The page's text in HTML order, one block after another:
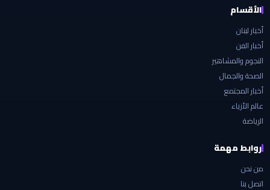
الأقسام
أخبار لبنان
أخبار الفن
النجوم والمشاهير
الصحة والجمال
أخبار المجتمع
عالم الأزياء
الرياضة
روابط مهمة
من نحن
اتصل بنا